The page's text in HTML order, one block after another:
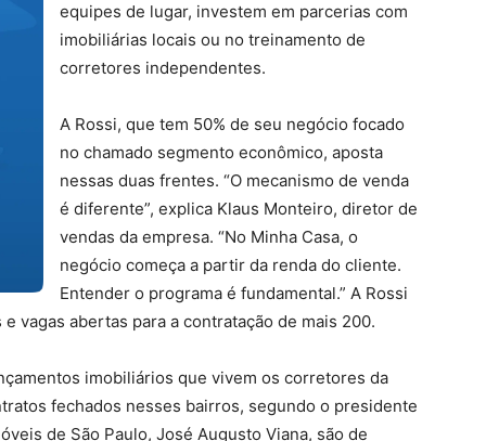
equipes de lugar, investem em parcerias com
imobiliárias locais ou no treinamento de
corretores independentes.
A Rossi, que tem 50% de seu negócio focado
no chamado segmento econômico, aposta
nessas duas frentes. “O mecanismo de venda
é diferente”, explica Klaus Monteiro, diretor de
vendas da empresa. “No Minha Casa, o
negócio começa a partir da renda do cliente.
Entender o programa é fundamental.” A Rossi
vagas abertas para a contratação de mais 200.
imobiliários que vivem os corretores da
fechados nesses bairros, segundo o presidente
de São Paulo, José Augusto Viana, são de